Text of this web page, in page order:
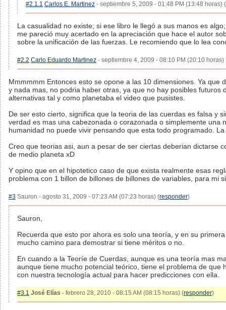
#2.1.1 Carlos E. Martinez - septiembre 5, 2009 - 01:48 PM (13:48 horas) (
La casualidad no existe; si ese libro le llegó a sus manos es
me pareció muy acertado en la apreciación que hace el autor
sobre la unificación de las fuerzas. Le recomiendo que lo lea
#2.2 Carlo Eduardo Martinez - septiembre 4, 2009 - 08:10 PM (20:10 horas)
Mmmmmm Entonces esto se opone a las 10 dimensiones. Ya que
y nada mas, no podria haber otras, ya que no hay posibles
alternativas tal y como planetaba el video que pusistes.
De ser esto cierto, significa que la teoria de las cuerdas es falsa y
verdad es mas una cabezonada o corazonada o simplemente una
humanidad no puede vivir pensando que esta todo programado.
Creo que teorias asi, aun a pesar de ser ciertas deberian dictarse
de medio planeta xD
Y opino que en el hipotetico caso de que exista realmente esas
problema con 1 billon de billones de billones de variables, para mi
#3 Sauron - agosto 31, 2009 - 07:23 AM (07:23 horas) (responder)
Sauron,
Recuerda que esto por ahora es solo una teoría, y en su
mucho camino para demostrar si tiene méritos o no.
En cuando a la Teoríe de Cuerdas, aunque es una teoría mas
aunque tiene mucho potencial teórico, tiene el problema de
con nuestra tecnología actual para hacer predicciones con ella.
#3.1 José Elías - febrero 28, 2010 - 08:15 AM (08:15 horas) (responder)